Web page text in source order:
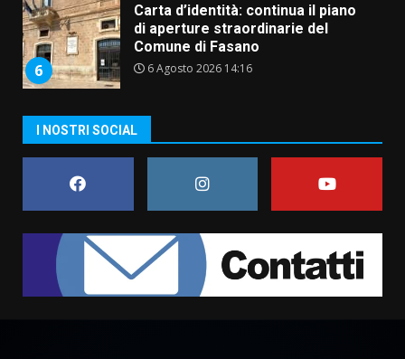
6
Carta d’identità: continua il piano
di aperture straordinarie del
Comune di Fasano
6 Agosto 2026 14:16
Grazia Neglia, coordinatrice
cittadina di Fratelli d’Italia,
6 Agosto 2026 08:00
1
Savelletri in festa, domani sera
grande spettacolo con Uccio De
Santis
8 Agosto 2026 07:30
I NOSTRI SOCIAL